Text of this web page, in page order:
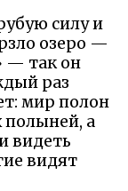
силу и
озеро —
— так он
раз
мир полон
полыней, а
видеть
видят